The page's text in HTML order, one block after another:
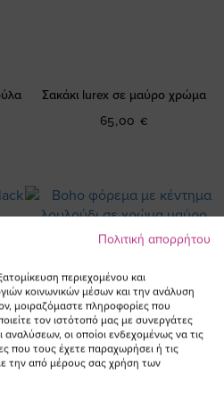
Σακάκι lurex σε μαύρο χρώμα
65,00 €
Πολιτική απορρήτου
περιεχομένου και
κοινωνικών μέσων και την ανάλυση
μοιραζόμαστε πληροφορίες που
τον ιστότοπό μας με συνεργάτες
οι οποίοι ενδεχομένως να τις
που τους έχετε παραχωρήσει ή τις
την από μέρους σας χρήση των